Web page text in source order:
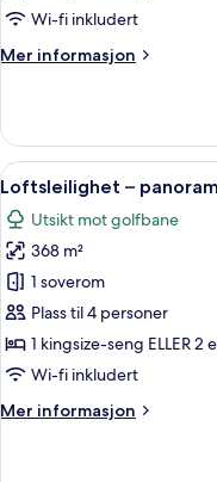
Wi-fi inkludert
Mer informasjon
Mer
Suite
(Signature)
Åpne
alle
bildene
av
Loftsleilighet
–
panorama
(Penthouse,
Zambra)
7
Loftsleilighet –
Utsikt mot golfbane
368 m²
1 soverom
Plass til 4 personer
1 kingsize-seng ELLER 2
Wi-fi inkludert
Mer informasjon
Mer